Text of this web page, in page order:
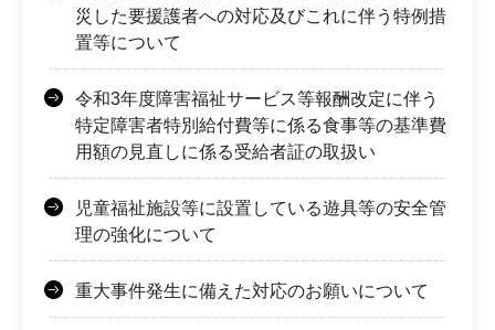
災した要援護者への対応及びこれに伴う特例措
置等について
令和3年度障害福祉サービス等報酬改定に伴う
特定障害者特別給付費等に係る食事等の基準費
用額の見直しに係る受給者証の取扱い
児童福祉施設等に設置している遊具等の安全管
理の強化について
重大事件発生に備えた対応のお願いについて